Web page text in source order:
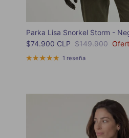
Parka Lisa Snorkel Storm -
Precio de venta
$74.900 CLP Precio normal
$149.900
1 reseña